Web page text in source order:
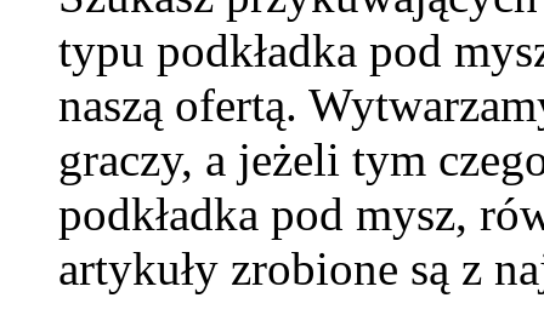
typu podkładka pod
naszą ofertą.
graczy, a jeżeli tym
podkładka pod mysz,
artykuły zrobione są z